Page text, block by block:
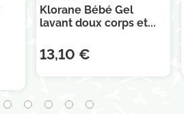
Klorane Bébé Gel
lavant doux corps et...
13,10 €